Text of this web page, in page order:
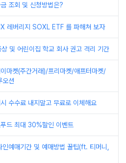
조회 및 신청방법은?
레버리지 SOXL ETF 를 파해쳐 보자
및 어린이집 학교 회사 권고 격리 기간
마켓(주간거래)/프리마켓/애프터마켓/
오션
수수료 내지말고 무료로 이체해요
드 최대 30%할인 이벤트
예매기간 및 예매방법 꿀팁(ft. 티머니,